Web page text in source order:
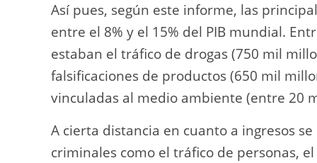
Así pues, según este informe, las
entre el 8% y el 15% del PIB mundial.
estaban el tráfico de drogas (750 mil
falsificaciones de productos (650 mil
vinculadas al medio ambiente (entre 20
A cierta distancia en cuanto a ingresos
criminales como el tráfico de personas,